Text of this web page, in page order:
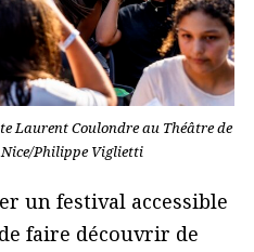
Laurent Coulondre au Théâtre de
Philippe Viglietti
un festival accessible
faire découvrir de